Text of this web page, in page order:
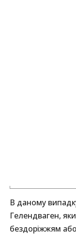
В даному
Гелендваген,
бездоріжжям